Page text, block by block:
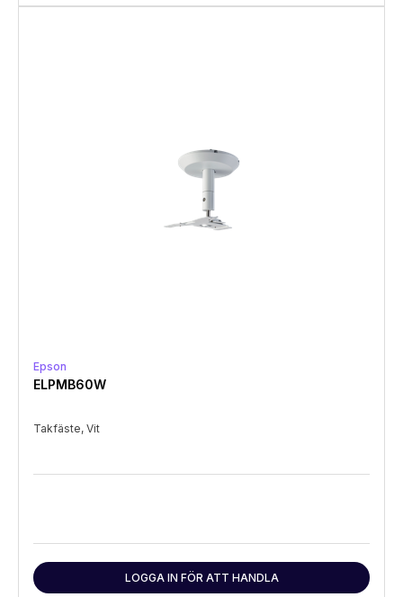
Epson
ELPMB60W
Takfäste, Vit
LOGGA IN FÖR ATT HANDLA